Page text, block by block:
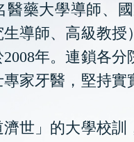
藥大學導師、
導師、高級教授
年。連鎖各分
家牙醫，堅持實
世」的大學校訓